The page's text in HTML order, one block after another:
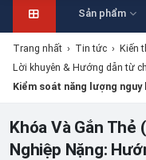
Sản phẩm
Trang nhất › Tin tức › Kiến
Lời khuyên & Hướng dẫn từ
Kiểm soát năng lượng
Khóa Và Gắn Thẻ
Nghiệp Nặng: